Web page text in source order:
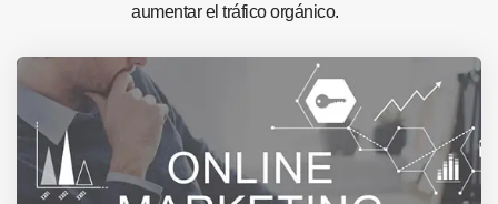
aumentar el tráfico orgánico.